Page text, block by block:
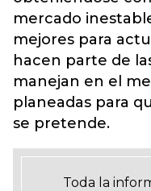
mercado
mejores para
hacen parte de
manejan en el
planeadas para
se pretende.
Toda la